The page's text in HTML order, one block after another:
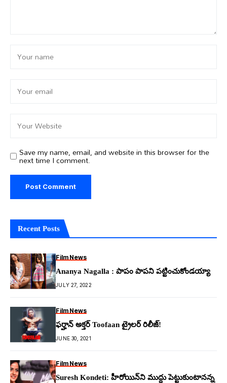
Save my name, email, and website in this browser for the
next time I comment.
Recent Posts
Film News
Ananya Nagalla : పాపం పాపని పట్టించుకోండయ్యా
JULY 27, 2022
Film News
ఫర్హాన్ అక్తర్ Toofaan ట్రైలర్ రిలీజ్!
JUNE 30, 2021
Film News
Suresh Kondeti: హీరోయిన్‌ని ముద్దు పెట్టుకుంటాన‌న్న